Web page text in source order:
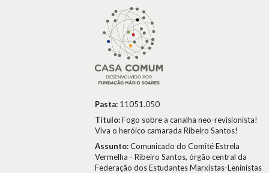
Pasta: 11051.050
Título:Fogo sobre a canalha neo-revisionista!
Viva o heróico camarada Ribeiro Santos!
Assunto:Comunicado do Comité Estrela
Vermelha - Ribeiro Santos, órgão central da
Federação dos Estudantes Marxistas-Leninistas